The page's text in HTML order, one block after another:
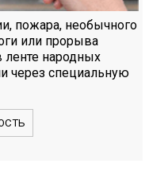
пожара, необычного
или прорыва
ленте народных
через специальную